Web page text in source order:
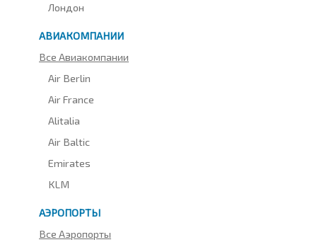
Лондон
АВИАКОМПАНИИ
Все Авиакомпании
Air Berlin
Air France
Alitalia
Air Baltic
Emirates
KLM
АЭРОПОРТЫ
Все Аэропорты